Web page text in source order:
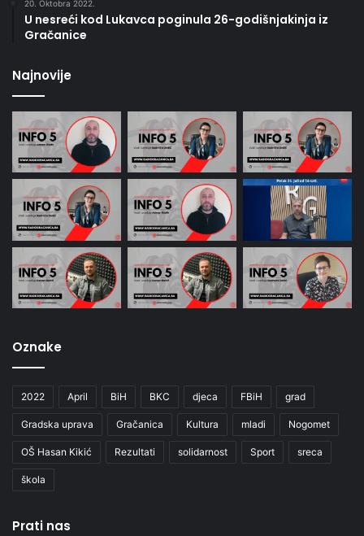
20. Oktobra 2022.
U nesreći kod Lukavca poginula 26-godišnjakinja iz
Gračanice
Najnovije
Oznake
2022 April BiH BKC djeca FBiH grad
Gradska uprava Gračanica Kultura mladi Nogomet
OŠ Hasan Kikić Rezultati solidarnost Sport sreca
škola
Prati nas